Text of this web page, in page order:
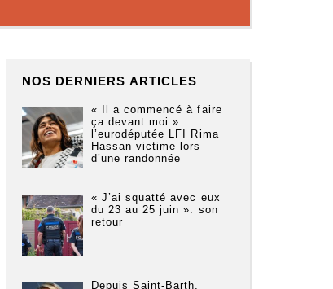
NOS DERNIERS ARTICLES
« Il a commencé à faire
ça devant moi » :
l’eurodéputée LFI Rima
Hassan victime lors
d’une randonnée
« J’ai squatté avec eux
du 23 au 25 juin »: son
retour
Depuis Saint-Barth,